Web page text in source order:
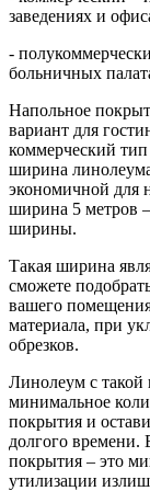
заведениях и
-
больничных
Напольное
вариант для
коммерческий
ширина
экономичной для
ширина 5 метров
ширины.
Такая ширина
сможете
вашего
материала, при
обрезков.
Линолеум с такой
минимальное
покрытия и
долгого
покрытия – это
утилизации